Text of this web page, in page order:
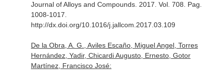
Journal of Alloys and Compounds. 2017. Vol. 708. Pag.
1008-1017.
http://dx.doi.org/10.1016/j.jallcom.2017.03.109
De la Obra, A. G., Aviles Escaño, Miguel Angel, Torres
Hernández, Yadir, Chicardi Augusto, Ernesto, Gotor
Martínez, Francisco José: